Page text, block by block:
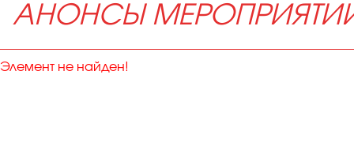
АНОНСЫ
Элемент не найден!